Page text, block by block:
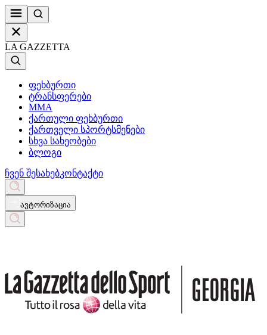
LA GAZZETTA
ფეხბურთი
ტრანსფერები
MMA
ქართული ფეხბურთი
ქართველი სპორტსმენები
სხვა სახეობები
ბლოგი
ჩვენ შესახებკონტაქტი
ავტორიზაცია